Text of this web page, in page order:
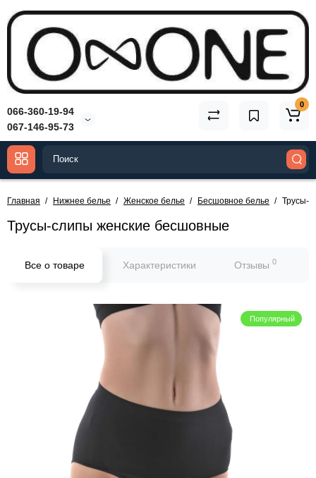
066-360-19-94
067-146-95-73
0
Главная Нижнее белье Женское белье Бесшовное белье Трусы-
Трусы-слипы женские бесшовные
Все о товаре Характеристики Отзывы 0
Популярный